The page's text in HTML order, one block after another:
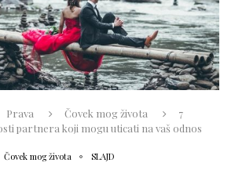
Prava Čovek mog života
7
partnera koji mogu uticati na vaš odnos
Čovek mog života SLAJD